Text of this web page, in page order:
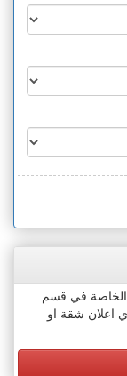
الخاصة في قسم
اعلان شقة او